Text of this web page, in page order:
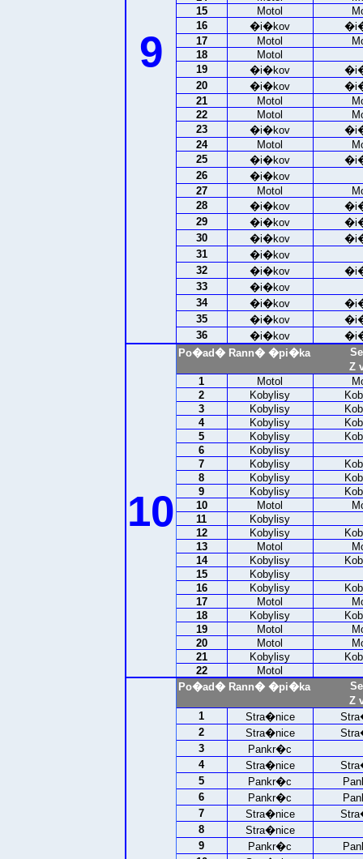
9
15
Motol
16
�i�kov
17
Motol
18
Motol
19
�i�kov
20
�i�kov
21
Motol
22
Motol
23
�i�kov
24
Motol
25
�i�kov
26
�i�kov
27
Motol
28
�i�kov
29
�i�kov
30
�i�kov
31
�i�kov
32
�i�kov
33
�i�kov
34
�i�kov
35
�i�kov
36
�i�kov
10
Po�ad� Rann� �pi�ka
Z
1
Motol
2
Kobylisy
3
Kobylisy
4
Kobylisy
5
Kobylisy
6
Kobylisy
7
Kobylisy
8
Kobylisy
9
Kobylisy
10
Motol
11
Kobylisy
12
Kobylisy
13
Motol
14
Kobylisy
15
Kobylisy
16
Kobylisy
17
Motol
18
Kobylisy
19
Motol
20
Motol
21
Kobylisy
22
Motol
Po�ad� Rann� �pi�ka
Z
1
Stra�nice
2
Stra�nice
3
Pankr�c
4
Stra�nice
5
Pankr�c
6
Pankr�c
7
Stra�nice
8
Stra�nice
9
Pankr�c